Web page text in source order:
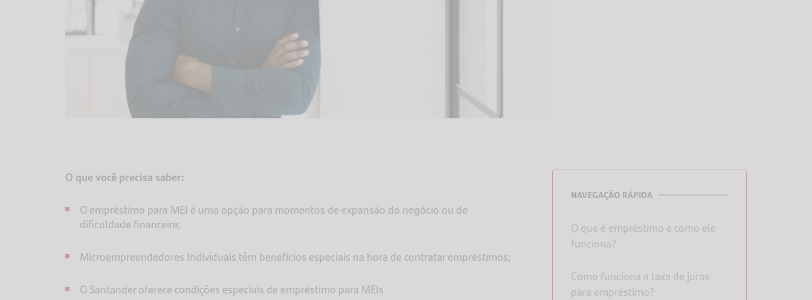
O que você precisa saber:
O empréstimo para MEI é uma opção para momentos de expansão do negócio ou de
dificuldade financeira;
Microempreendedores Individuais têm benefícios especiais na hora de contratar empréstimos;
O Santander oferece condições especiais de empréstimo para MEIs
NAVEGAÇÃO RÁPIDA
O que é empréstimo e como ele
funciona?
Como funciona a taxa de juros
para empréstimo?